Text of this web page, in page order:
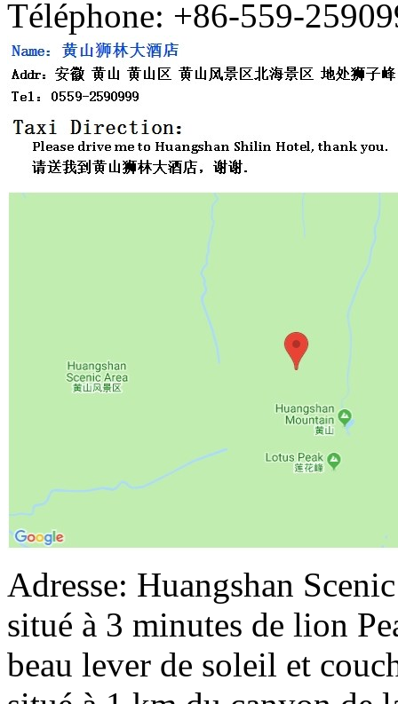
Téléphone: +86-559-
Adresse: Huangshan
situé à 3 minutes de lion
beau lever de soleil et